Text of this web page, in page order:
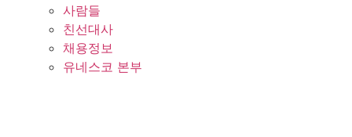
사람들
친선대사
채용정보
유네스코 본부